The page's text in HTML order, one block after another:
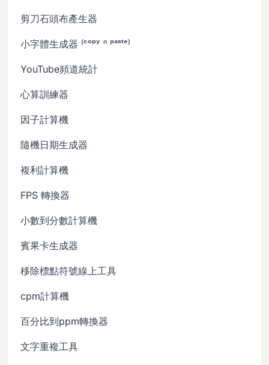
剪刀石頭布產生器
小字體生成器 ⁽ᶜᵒᵖʸ ⁿ ᵖᵃˢᵗᵉ⁾
YouTube頻道統計
心算訓練器
因子計算機
隨機日期生成器
複利計算機
FPS 轉換器
小數到分數計算機
賓果卡生成器
移除標點符號線上工具
cpm計算機
百分比到ppm轉換器
文字重複工具